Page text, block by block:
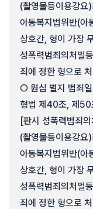
(촬영물등이용강요
아동복지법위반(아
상호간, 형이 가장
성폭력범죄의처벌
죄에 정한 형으로
○ 원심 별지 범죄
형법 제40조, 제50
[판시 성폭력범죄
(촬영물등이용강요
아동복지법위반(아
상호간, 형이 가장
성폭력범죄의처벌
죄에 정한 형으로